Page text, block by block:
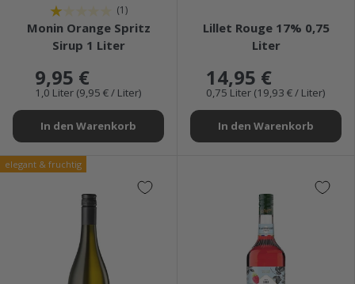
★★★★★ (1)
Monin Orange Spritz
Sirup 1 Liter
9,95 €
1,0 Liter (9,95 € / Liter)
In den Warenkorb
Lillet Rouge 17% 0,75
Liter
14,95 €
0,75 Liter (19,93 € / Liter)
In den Warenkorb
elegant & fruchtig